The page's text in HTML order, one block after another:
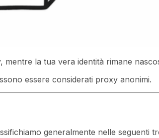
la tua vera identità rimane
essere considerati proxy anonimi.
generalmente nelle seguenti